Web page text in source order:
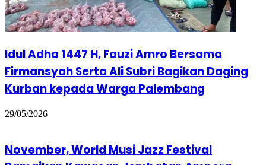
Idul Adha 1447 H, Fauzi Amro Bersama
Firmansyah Serta Ali Subri Bagikan Daging
Kurban kepada Warga Palembang
29/05/2026
November, World Musi Jazz Festival